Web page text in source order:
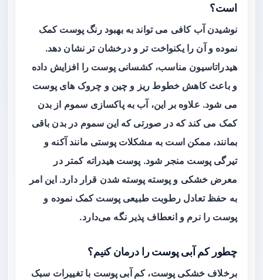
است؟
نوشیدن آب کافی می‌ تواند به بهبود رنگ پوست کمک
نموده و آن را یکنواخت‌ تر و درخشان‌ تر نشان دهد.
هیدراتاسیون مناسب، کشسانی پوست را افزایش داده
و باعث کاهش خطوط ریز و چین و چروک‌ های پوست
می‌ شود. علاوه بر این، آب به پاکسازی سموم از بدن
کمک می کند که در صورتی که این سموم در بدن باقی
بمانند، ممکن است به مشکلات پوستی مانند آکنه و
تیرگی پوست منجر شود. پوست هیدراته کمتر در
معرض خشکی و پوسته‌ پوسته شدن قرار دارد. این امر
به حفظ تعادل رطوبت طبیعی پوست کمک نموده و
پوست را نرم و انعطاف‌ پذیر نگه می‌دارد.
چطور کم آبی پوست را درمان کنیم؟
برخلاف خشکی پوست،کم آبی پوست با تغییرات سبک